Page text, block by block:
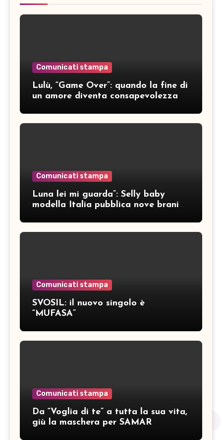
Comunicati stampa
Lulù, “Game Over”: quando la fine di
un amore diventa consapevolezza
Comunicati stampa
Luna lei mi guarda”: Selly baby
modella Italia pubblica nove brani
Comunicati stampa
SVOSIL: il nuovo singolo è
“MUFASA”
Comunicati stampa
Da “Voglia di te” a tutta la sua vita,
giù la maschera per SAMAR